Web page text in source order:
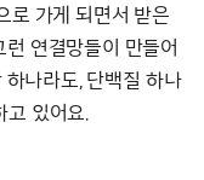
로 가게 되면서 받은
연결망들이 만들어
나라도, 단백질 하나
있어요.